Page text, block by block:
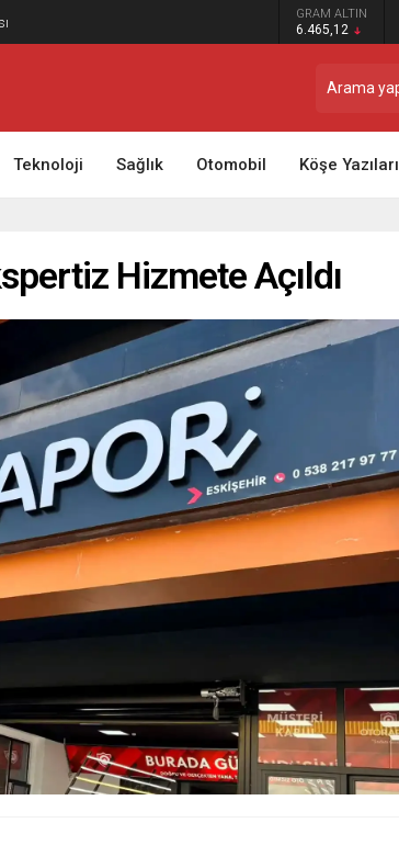
GRAM ALTIN
6.465,12
Teknoloji Sağlık Otomobil Köşe Yazıları
Hizmete Açıldı